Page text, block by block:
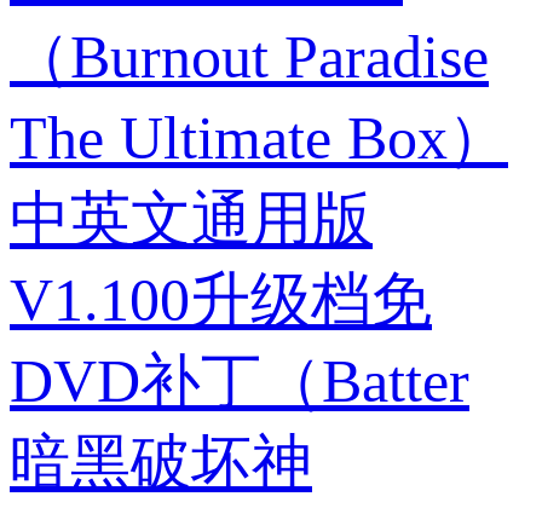
（Burnout Paradise
The Ultimate Box）
中英文通用版
V1.100升级档免
DVD补丁（Batter
暗黑破坏神